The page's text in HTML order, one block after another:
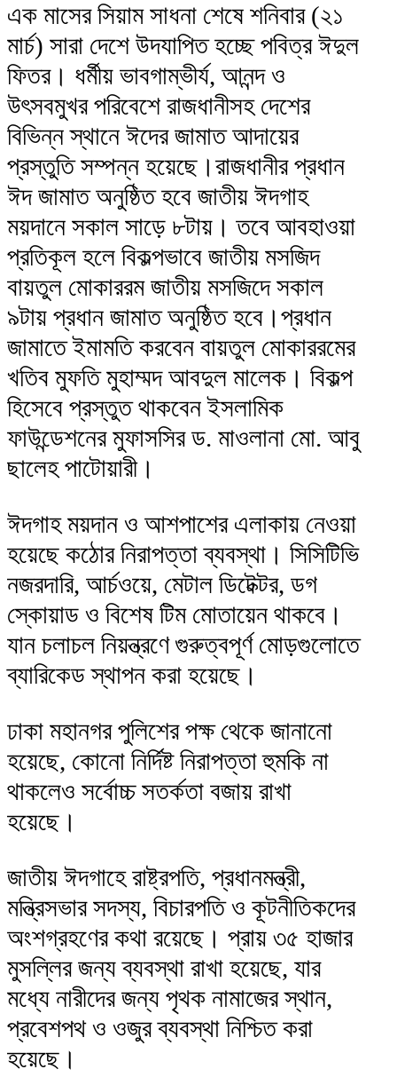
এক মাসের সিয়াম সাধনা শেষে শনিবার (২১
মার্চ) সারা দেশে উদযাপিত হচ্ছে পবিত্র ঈদুল
ফিতর। ধর্মীয় ভাবগাম্ভীর্য, আনন্দ ও
উৎসবমুখর পরিবেশে রাজধানীসহ দেশের
বিভিন্ন স্থানে ঈদের জামাত আদায়ের
প্রস্তুতি সম্পন্ন হয়েছে।রাজধানীর প্রধান
ঈদ জামাত অনুষ্ঠিত হবে জাতীয় ঈদগাহ
ময়দানে সকাল সাড়ে ৮টায়। তবে আবহাওয়া
প্রতিকূল হলে বিকল্পভাবে জাতীয় মসজিদ
বায়তুল মোকাররম জাতীয় মসজিদে সকাল
৯টায় প্রধান জামাত অনুষ্ঠিত হবে।প্রধান
জামাতে ইমামতি করবেন বায়তুল মোকাররমের
খতিব মুফতি মুহাম্মদ আবদুল মালেক। বিকল্প
হিসেবে প্রস্তুত থাকবেন ইসলামিক
ফাউন্ডেশনের মুফাসসির ড. মাওলানা মো. আবু
ছালেহ পাটোয়ারী।
ঈদগাহ ময়দান ও আশপাশের এলাকায় নেওয়া
হয়েছে কঠোর নিরাপত্তা ব্যবস্থা। সিসিটিভি
নজরদারি, আর্চওয়ে, মেটাল ডিটেক্টর, ডগ
স্কোয়াড ও বিশেষ টিম মোতায়েন থাকবে।
যান চলাচল নিয়ন্ত্রণে গুরুত্বপূর্ণ মোড়গুলোতে
ব্যারিকেড স্থাপন করা হয়েছে।
ঢাকা মহানগর পুলিশের পক্ষ থেকে জানানো
হয়েছে, কোনো নির্দিষ্ট নিরাপত্তা হুমকি না
থাকলেও সর্বোচ্চ সতর্কতা বজায় রাখা
হয়েছে।
জাতীয় ঈদগাহে রাষ্ট্রপতি, প্রধানমন্ত্রী,
মন্ত্রিসভার সদস্য, বিচারপতি ও কূটনীতিকদের
অংশগ্রহণের কথা রয়েছে। প্রায় ৩৫ হাজার
মুসল্লির জন্য ব্যবস্থা রাখা হয়েছে, যার
মধ্যে নারীদের জন্য পৃথক নামাজের স্থান,
প্রবেশপথ ও ওজুর ব্যবস্থা নিশ্চিত করা
হয়েছে।